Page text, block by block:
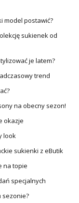
model postawić?
sukienek od
je latem?
trend
na obecny sezon!
okazje
look
sukienki z eButik
na topie
specjalnych
sezonie?